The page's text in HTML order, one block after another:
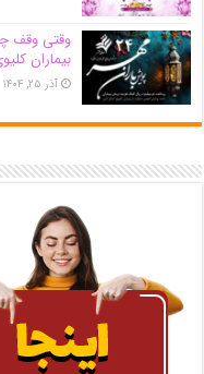
وقتی وقف
بیماران
آذر ۲۵, ۱۴۰۴